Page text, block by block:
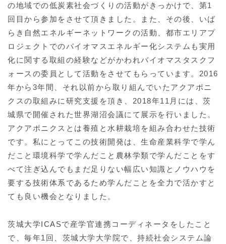
の地域での低炭素社会づくりの活動がきっかけで、第1
回目から参加をさせて頂きました。また、その後、いば
らき自然エネルギーネットワークの活動、都市エリアプ
ロジェクトでのバイオマスエネルギー化システムも実用
化に関する取組の経験などがかわれバイオマスタスクフ
ォースの委員として活動をさせてもらっています。2016
年から3年間、それ以前から取り組んでいたアクアポニ
クスの取組みに研究支援を頂き、2018年11月には、茨
城県で開催された世界湖沼会議にて展示を行いました。
アクアポニクスとは養殖と水耕栽培を組み合わせた技術
です。私にとってこの技術開発は、生命産業科学で学ん
だこと環境科学で学んだこと農林学類で学んだことをす
べて注ぎ込んでもまだ足りない幅広い知識とノウハウを
要する技術体系であるため学んだことを全力で活かすと
ても良い機会となりました。
茨城大学ICASで産学官連携コーディネータをしたこと
で、毎年1回、茨城大学大学院で、持続社会システム論